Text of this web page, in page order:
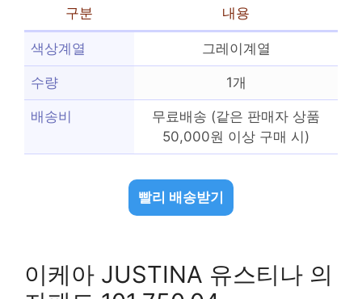
구분 내용
색상계열 그레이계열
수량 1개
배송비
무료배송 (같은 판매자 상품
50,000원 이상 구매 시)
빨리 배송받기
이케아 JUSTINA 유스티나 의